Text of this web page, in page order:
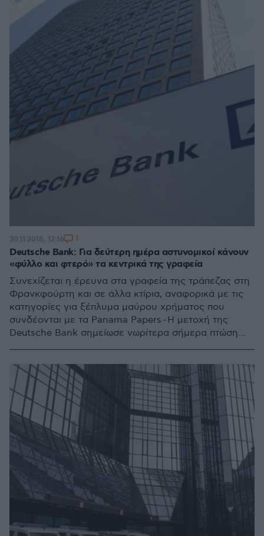
Deutsche Bank: Για δεύτερη ημέρα αστυνομικοί κάνουν
«φύλλο και φτερό» τα κεντρικά της γραφεία
Συνεχίζεται η έρευνα στα γραφεία της τράπεζας στη
Φρανκφούρτη και σε άλλα κτίρια, αναφορικά με τις
κατηγορίες για ξέπλυμα μαύρου χρήματος που
συνδέονται με τα Panama Papers - Η μετοχή της
Deutsche Bank σημείωσε νωρίτερα σήμερα πτώση
30.11.2018, 12:16 1